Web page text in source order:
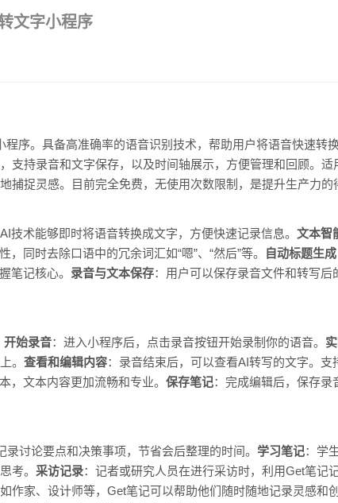
文字小程序
序。具备高准确率的语音识别技术，帮助用户将语音快速转
支持录音和文字保存，以及时间轴展示，方便管理和回顾。
捕捉灵感。目前完全免费，无使用次数限制，是提升生产力的
技术能够即时将语音转换成文字，方便快速记录信息。 文本智
同时去除口语中的冗余词汇如“嗯”、“然后”等。
自动标题生成
笔记核心。 录音与文本保存：用户可以保存录音文件和转写
开始录音：进入小程序后，点击录音按钮开始录制你的语音。
。 查看和编辑内容：录音结束后，可以查看AI转写的文字。支
，文本内容更加流畅和专业。 保存笔记：完成编辑后，保存
讨论要点和决策事项，节省会后整理的时间。 学习笔记：学
考。 采访记录：记者或研究人员在进行采访时，利用Get笔记
作家、设计师等，Get笔记可以帮助他们随时随地记录灵感和创